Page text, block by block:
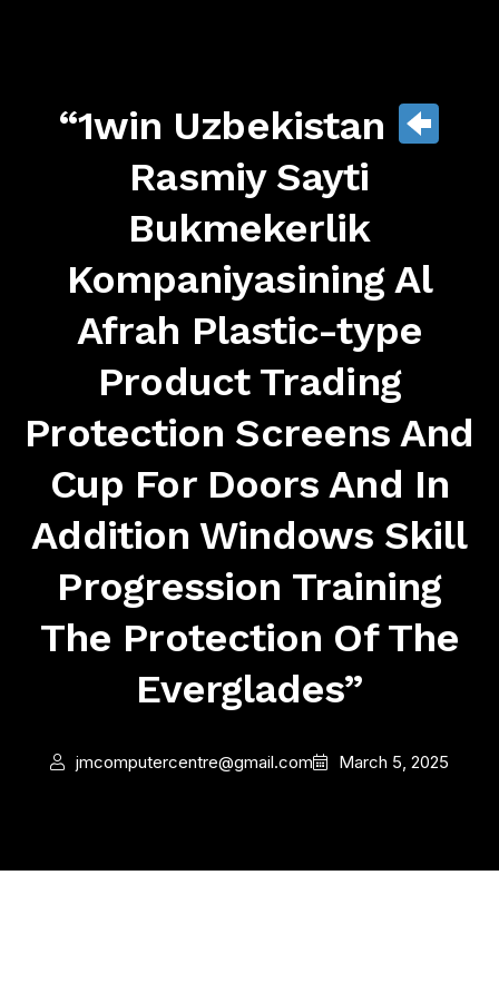
“1win Uzbekistan
Rasmiy Sayti
Bukmekerlik
Kompaniyasining Al
Afrah Plastic-type
Product Trading
Protection Screens And
Cup For Doors And In
Addition Windows Skill
Progression Training
The Protection Of The
Everglades”
jmcomputercentre@gmail.com March 5, 2025